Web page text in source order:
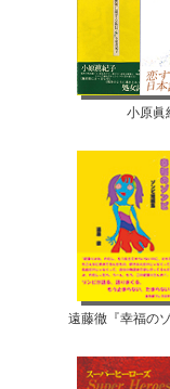
小原眞
遠藤徹『幸福の